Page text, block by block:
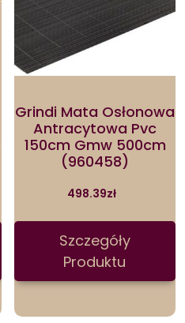
Grindi Mata Osłonowa
Antracytowa Pvc
150cm Gmw 500cm
(960458)
498.39zł
Szczegóły
Produktu